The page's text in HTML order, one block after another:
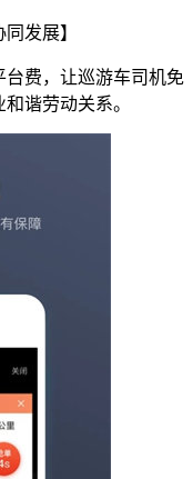
发展】
费，让巡游车司机免
谐劳动关系。